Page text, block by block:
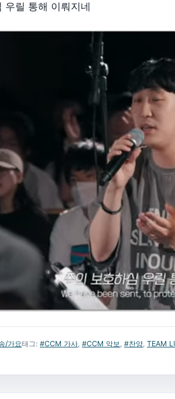
우릴 통해 이뤄지네
/가요태그: #CCM 가사 #CCM 악보 #찬양 TEAM